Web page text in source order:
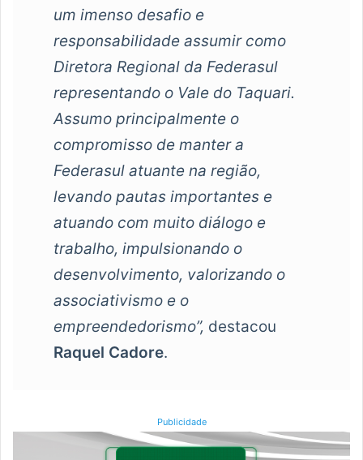
um imenso desafio e
responsabilidade assumir como
Diretora Regional da Federasul
representando o Vale do Taquari.
Assumo principalmente o
compromisso de manter a
Federasul atuante na região,
levando pautas importantes e
atuando com muito diálogo e
trabalho, impulsionando o
desenvolvimento, valorizando o
associativismo e o
empreendedorismo”, destacou
Raquel Cadore.
Publicidade